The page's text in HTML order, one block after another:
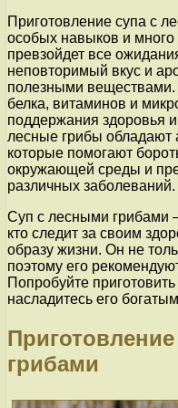
Приготовление супа с
особых навыков и
превзойдет все
неповторимый вкус и
полезными
белка, витаминов и
поддержания здоровья
лесные грибы обладают
которые помогают
окружающей среды и
различных заболеваний.
Суп с лесными грибами
кто следит за своим
образу жизни. Он не
поэтому его
Попробуйте
насладитесь его
грибами